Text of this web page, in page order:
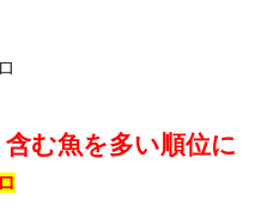
含む魚を多い順位に